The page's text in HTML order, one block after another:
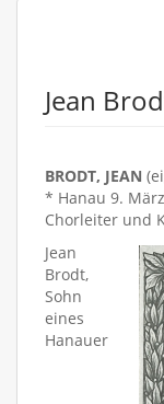
Jean
BRODT, JEAN
* Hanau 9.
Chorleiter und
Jean
Brodt,
Sohn
eines
Hanauer